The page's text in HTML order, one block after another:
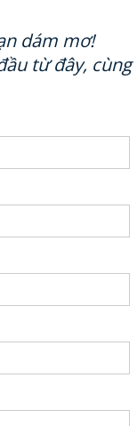
dám mơ!
từ đây, cùng